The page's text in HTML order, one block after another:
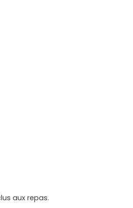
aux repas.